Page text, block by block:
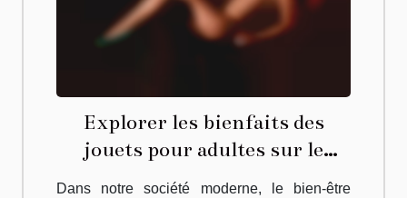
Explorer les bienfaits des
jouets pour adultes sur le
bien-être relationnel
Dans notre société moderne, le bien-être